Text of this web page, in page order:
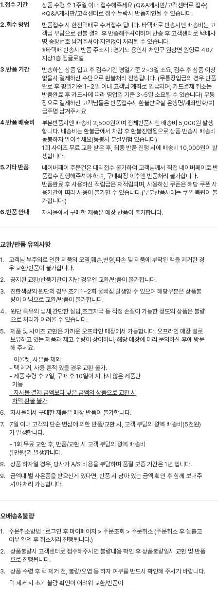
1.접수 기간
상품 수령 후 1주일 이내 접수해주세요 (Q&A게시판/고객센터로 접수)
※Q&A게시판/고객센터로 접수 누락시 반품지연될 수 있습니다.
2.회수 방법
반품접수 시 한진택배로 수거접수 됩니다. 타택배로 반송시엔 배송비는 고
객님 부담으로 선불 결제 후 반송해주셔야하며 반송 후 고객센터로 택배사
명,송장번호 남겨주셔야 지연없이 처리될 수 있습니다.
※타택배 반송시 반품 주소지 : 경기도 용인시 처인구 원삼면 원양로 487
지상1층 엠글로벌
3.반품 기간
반송하신 상품 입고 후 검수기간 평일기준 2~3일 소요, 검수 후 상품 이상
없을시 결제하신 수단으로 환불처리 진행됩니다. (무통장입금의 경우 반품
완료 후 평일기준 1~2일 이내 고객님 계좌로 입금되며, 카드결제 취소는
반품완료 후 카드사에 따라 영업일 기준 3~5일 소요될 수 있습니다) 무통
장으로 결제하신 고객님들은 반품접수시 환불받으실 은행명/계좌번호/예
금주명 남겨주세요
4.반품 배송비
부분반품시엔 배송비 2,500원이며 전체반품시엔 배송비 5,000원 발생
합니다. 배송비는 환불금에서 차감 후 환불진행됨으로 상품 반송시 배송비
동봉하지 말아주세요(동봉시 분실위험 있습니다)
1회 사이즈 무료 교환 받은 후, 최종 반품 진행 시에 배송비 10,000원이 발
생합니다.
5.기타 반품
네이버페이 주문건은 대리접수 불가하여 고객님께서 직접 네이버페이로 반
품접수 진행해주셔야 하며, 구매확정 이후엔 반품처리 불가합니다.
반품완료 후 사용하신 적립금은 재적립되며, 사용하신 쿠폰은 해당 쿠폰 사
용기간에 따라 사용이 불가할 수 있습니다.(부분반품시에는 쿠폰 복원이 불
가합니다.)
6.반품 안내
자사몰에서 구매한 제품은 매장 반품이 불가합니다.
교환/반품 유의사항
1.
고객님 부주의로 인한 제품의 오염,훼손,변형,파손 및 제품에 부착된 택을 제거한 경
우 교환/반품이 불가합니다.
2.
공지된 교환/반품기간이 지난 경우엔 교환/반품이 불가합니다.
3.
진한색상의 원단의 경우 초기 1~2회 물빠짐 발생할 수 있으며 해당부분은 상품불
량이 아님으로 교환/반품이 불가합니다.
4.
원단 특유의 냄새,간단한 실밥,초크자국 등 직접 손질이 가능한 정도의 상품은 불량
으로 처리가 어려울 수 있습니다.
5.
제품 및 사이즈 교환은 가까운 오프라인 매장에서 가능합니다. 오프라인 매장 별로
보유하고 있는 제품과 재고 수량이 상이하니, 해당 매장에 미리 문의하신 후에 방문
해 주세요.
- 아울렛, 사은품 제외
- 택 제거, 사용 흔적 있을 경우 교환 불가.
- 제품 수령 후 7일, 구매 후 10일이 지나지 않은 제품만
가능
- 자사몰 결제 금액보다 낮은 금액의 상품으로 교환 시,
차액 환불 불가
6.
자사몰에서 구매한 제품은 매장 반품이 불가합니다.
7.
7일 이내 고객의 단순 변심에 의한 반품/교환 시, 고객 부담의 왕복 배송비(5천원)
가 발생합니다.
- 1회 무료 교환 후, 반품/교환 시 고객 부담의 왕복 배송비
(1만원)가 발생합니다.
8.
상품 하자일 경우, 당사가 A/S 비용을 부담하며 품질 보증 기간은 1년 입니다.
9.
금액대 별 사은품을 받으신게 있다면, 반품 시 남아 있는 금액 확인 후 함께 보내주
셔야 처리 가능합니다.
오배송&불량
1.
주문취소방법 : 로그인 후 마이페이지 > 주문조회 > 주문취소 (주문취소 후 실출고
여부 확인 후 취소처리 진행됩니다.)
2.
상품불량시 고객센터로 접수해주시면 불량내용 확인 후 상품불량일시 교환 및 반품
으로 진행됩니다.
3.
상품 수령 후 택 제거 전, 불량/오염 등 하자 여부를 반드시 확인해 주시기 바랍니다.
택 제거 시 초기 불량 확인이 어려워 교환/반품이